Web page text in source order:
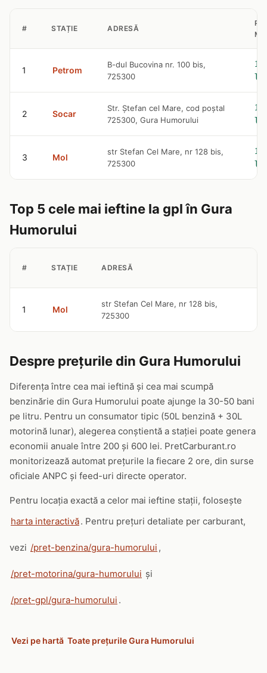
# STAȚIE ADRESĂ
1 Petrom
B-dul Bucovina nr. 100 bis,
725300
2 Socar
Str. Ştefan cel Mare, cod poştal
725300, Gura Humorului
3 Mol
str Stefan Cel Mare, nr 128 bis,
725300
Top 5 cele mai ieftine la gpl în Gura
Humorului
# STAȚIE ADRESĂ
1 Mol
str Stefan Cel Mare, nr 128 bis,
725300
Despre prețurile din Gura Humorului
Diferența între cea mai ieftină și cea mai scumpă
benzinărie din Gura Humorului poate ajunge la 30-50 bani
pe litru. Pentru un consumator tipic (50L benzină + 30L
motorină lunar), alegerea conștientă a stației poate genera
economii anuale între 200 și 600 lei. PretCarburant.ro
monitorizează automat prețurile la fiecare 2 ore, din surse
oficiale ANPC și feed-uri directe operator.
Pentru locația exactă a celor mai ieftine stații, folosește
harta interactivă. Pentru prețuri detaliate per carburant,
vezi /pret-benzina/gura-humorului ,
/pret-motorina/gura-humorului și
/pret-gpl/gura-humorului .
Vezi pe hartă Toate prețurile Gura Humorului